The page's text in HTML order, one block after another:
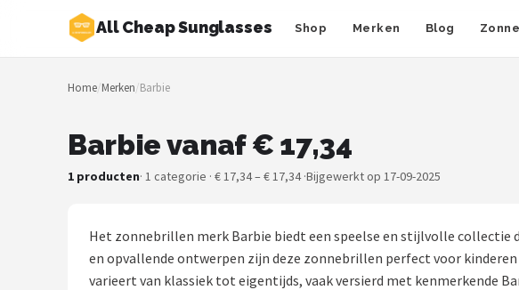
All Cheap Sunglasses Shop Merken Blog
Zoeken
NAVIGATIE
Merken
Zonnebrillen
Home/Merken/Barbie
Barbie vanaf € 17,34
1 producten· 1 categorie · € 17,34 – € 17,34 ·Bijgewerkt op 17-09-2025
Het zonnebrillen merk Barbie biedt een speelse en stijlvolle
en opvallende ontwerpen zijn deze zonnebrillen perfect voor
varieert van klassiek tot eigentijds, vaak versierd met kenmerkende